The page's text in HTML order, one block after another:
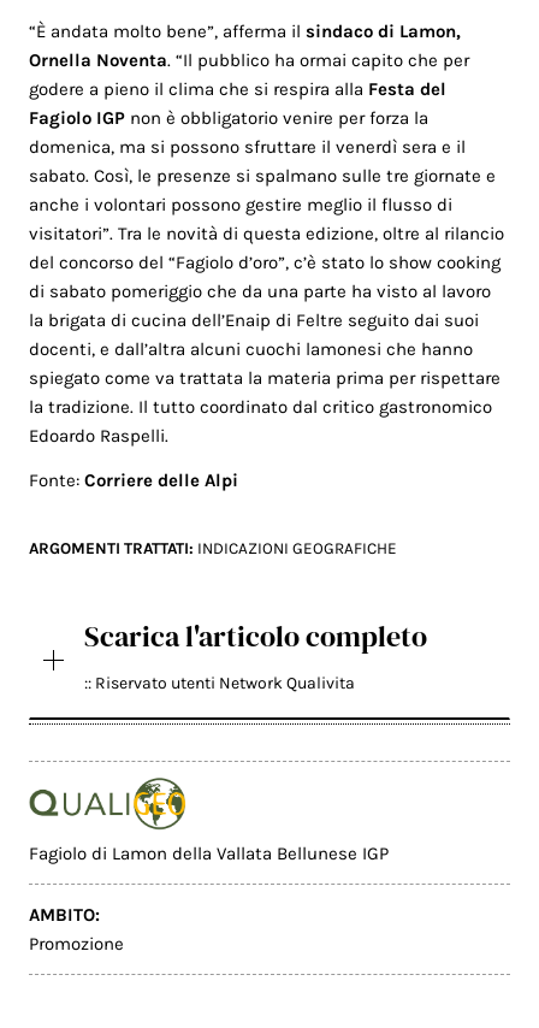
“È andata molto bene”, afferma ilsindaco di Lamon,
Ornella Noventa. “Il pubblico ha ormai capito che per
godere a pieno il clima che si respira alla Festa del
Fagiolo IGP non è obbligatorio venire per forza la
domenica, ma si possono sfruttare il venerdì sera e il
sabato. Così, le presenze si spalmano sulle tre giornate e
anche i volontari possono gestire meglio il flusso di
visitatori”. Tra le novità di questa edizione, oltre al rilancio
del concorso del “Fagiolo d’oro”, c’è stato lo show cooking
di sabato pomeriggio che da una parte ha visto al lavoro
la brigata di cucina dell’Enaip di Feltre seguito dai suoi
docenti, e dall’altra alcuni cuochi lamonesi che hanno
spiegato come va trattata la materia prima per rispettare
la tradizione. Il tutto coordinato dal critico gastronomico
Edoardo Raspelli.
Fonte: Corriere delle Alpi
ARGOMENTI TRATTATI: INDICAZIONI GEOGRAFICHE
Scarica l'articolo completo
:: Riservato utenti Network Qualivita
Fagiolo di Lamon della Vallata Bellunese IGP
AMBITO:
Promozione